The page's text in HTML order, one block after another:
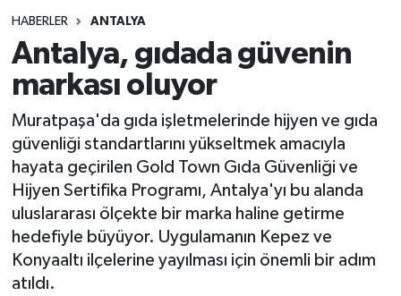
HABERLER ANTALYA
Antalya, gıdada güvenin
markası oluyor
Muratpaşa'da gıda işletmelerinde hijyen ve gıda
güvenliği standartlarını yükseltmek amacıyla
hayata geçirilen Gold Town Gıda Güvenliği ve
Hijyen Sertifika Programı, Antalya'yı bu alanda
uluslararası ölçekte bir marka haline getirme
hedefiyle büyüyor. Uygulamanın Kepez ve
Konyaaltı ilçelerine yayılması için önemli bir adım
atıldı.
Spor
Tebrik
Türkiye